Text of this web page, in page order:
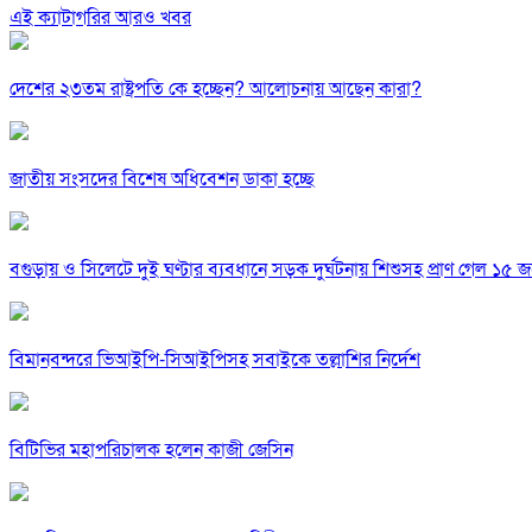
এই ক্যাটাগরির আরও খবর
দেশের ২৩তম রাষ্ট্রপতি কে হচ্ছেন? আলোচনায় আছেন কারা?
জাতীয় সংসদের বিশেষ অধিবেশন ডাকা হচ্ছে
বগুড়ায় ও সিলেটে দুই ঘণ্টার ব্যবধানে সড়ক দুর্ঘটনায় শিশুসহ প্রাণ গেল ১৫
বিমানবন্দরে ভিআইপি-সিআইপিসহ সবাইকে তল্লাশির নির্দেশ
বিটিভির মহাপরিচালক হলেন কাজী জেসিন